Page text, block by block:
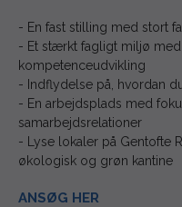
- En fast stilling med stort
- Et stærkt fagligt miljø
kompetenceudvikling
- Indflydelse på, hvordan
- En arbejdsplads med
samarbejdsrelationer
- Lyse lokaler på Gentofte
økologisk og grøn kantine
ANSØG HER